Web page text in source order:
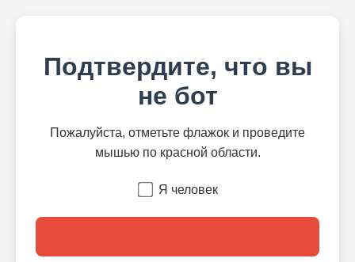
Подтвердите, что вы
не бот
Пожалуйста, отметьте флажок и проведите
мышью по красной области.
Я человек